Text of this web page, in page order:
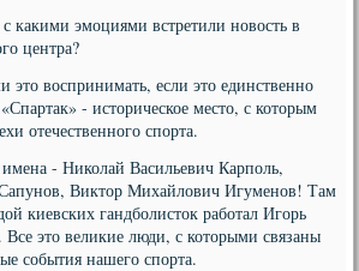
какими эмоциями встретили новость в
центра?
воспринимать, если это единственно
- историческое место, с которым
отечественного спорта.
- Николай Васильевич Карполь,
Виктор Михайлович Игуменов! Там
киевских гандболисток работал Игорь
это великие люди, с которыми связаны
события нашего спорта.